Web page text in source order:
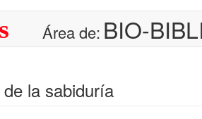
Área de: BIO-
la sabiduría